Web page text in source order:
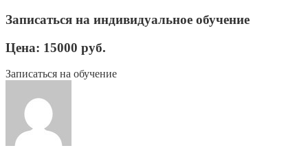
Записаться на индивидуальное обучение
Цена: 15000 руб.
Записаться на обучение